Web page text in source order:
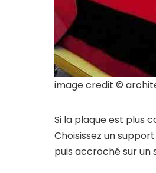
image credit ©
Si la plaque est plus
Choisissez un
puis accroché sur un